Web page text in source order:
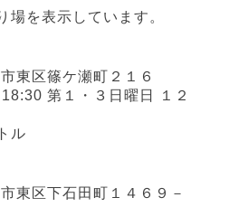
場を表示しています。
東区篠ケ瀬町２１６
第１・３日曜日 １２
ル
東区下石田町１４６９－